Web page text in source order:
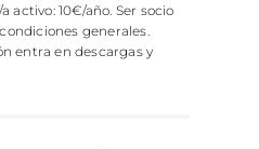
activo: 10€/año. Ser socio
generales.
entra en descargas y